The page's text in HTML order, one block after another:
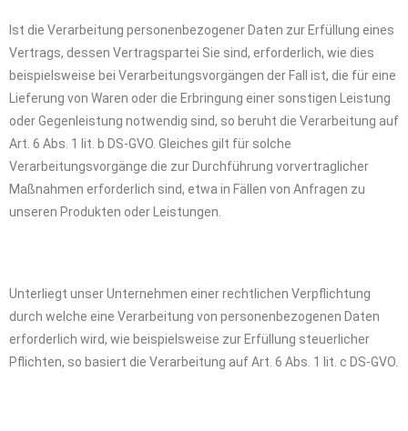
Ist die Verarbeitung personenbezogener Daten zur Erfüllung eines
Vertrags, dessen Vertragspartei Sie sind, erforderlich, wie dies
beispielsweise bei Verarbeitungsvorgängen der Fall ist, die für eine
Lieferung von Waren oder die Erbringung einer sonstigen Leistung
oder Gegenleistung notwendig sind, so beruht die Verarbeitung auf
Art. 6 Abs. 1 lit. b DS-GVO. Gleiches gilt für solche
Verarbeitungsvorgänge die zur Durchführung vorvertraglicher
Maßnahmen erforderlich sind, etwa in Fällen von Anfragen zu
unseren Produkten oder Leistungen.
Unterliegt unser Unternehmen einer rechtlichen Verpflichtung
durch welche eine Verarbeitung von personenbezogenen Daten
erforderlich wird, wie beispielsweise zur Erfüllung steuerlicher
Pflichten, so basiert die Verarbeitung auf Art. 6 Abs. 1 lit. c DS-GVO.